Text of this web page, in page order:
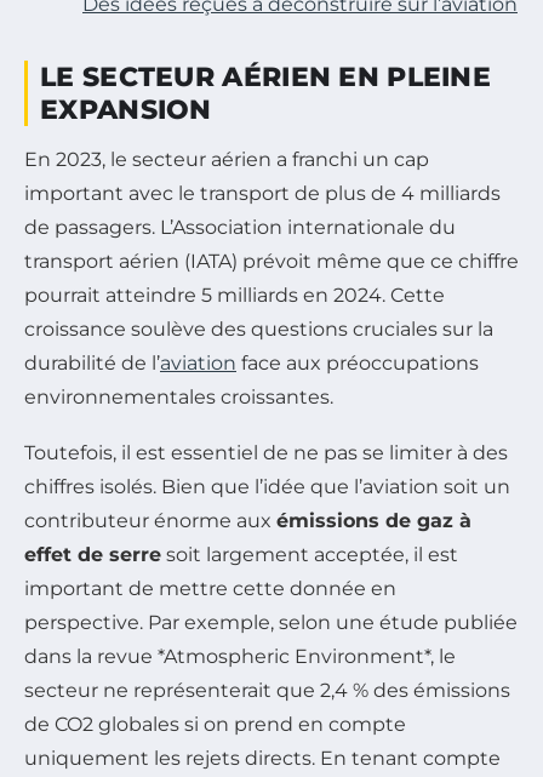
LE SECTEUR AÉRIEN EN PLEINE
EXPANSION
En 2023, le secteur aérien a franchi un cap
important avec le transport de plus de 4 milliards
de passagers. L’Association internationale du
transport aérien (IATA) prévoit même que ce chiffre
pourrait atteindre 5 milliards en 2024. Cette
croissance soulève des questions cruciales sur la
durabilité de l’aviation face aux préoccupations
environnementales croissantes.
Toutefois, il est essentiel de ne pas se limiter à des
chiffres isolés. Bien que l’idée que l’aviation soit un
contributeur énorme aux émissions de gaz à
effet de serre soit largement acceptée, il est
important de mettre cette donnée en
perspective. Par exemple, selon une étude publiée
dans la revue *Atmospheric Environment*, le
secteur ne représenterait que 2,4 % des émissions
de CO2 globales si on prend en compte
uniquement les rejets directs. En tenant compte